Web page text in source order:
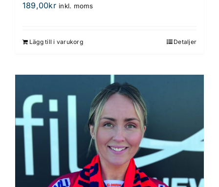
189,00kr inkl. moms
Lägg till i varukorg Detaljer